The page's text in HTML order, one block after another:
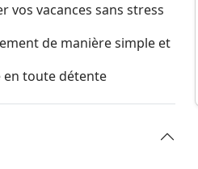
vacances sans stress
de manière simple et
en toute détente